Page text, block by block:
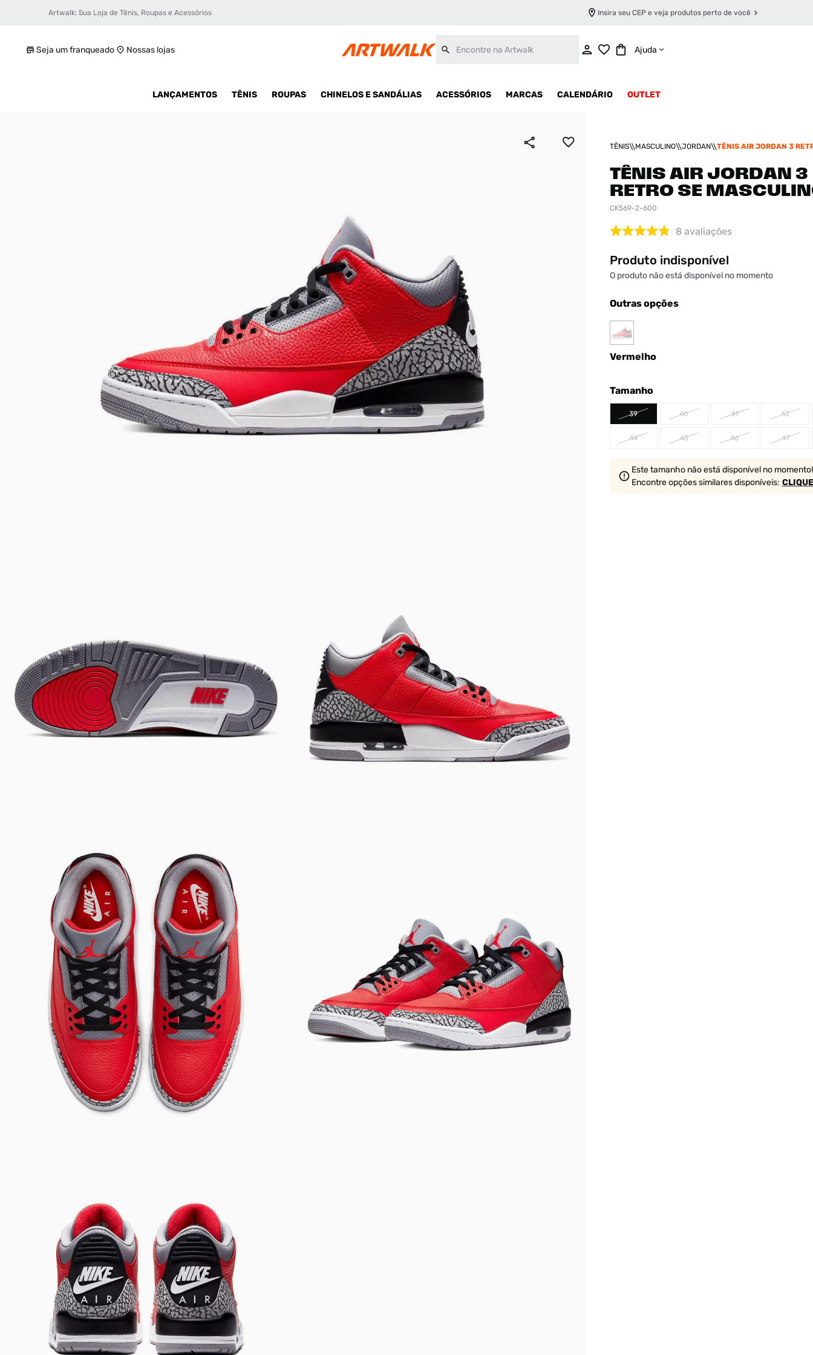
Artwalk: Sua Loja de Tênis, Roupas e Acessórios Insira seu CEP e veja produtos perto de você
Seja um franqueado Nossas lojas Ajuda
LANÇAMENTOS TÊNIS ROUPAS CHINELOS E SANDÁLIAS ACESSÓRIOS MARCAS CALENDÁRIO OUTLET
TÊNIS MASCULINO JORDAN
TÊNIS AIR JORDAN 3
TÊNIS AIR JORDAN 3
RETRO SE
CK569-2-600
8 avaliações
Produto indisponível
O produto não está disponível no momento
Outras opções
Vermelho
Tamanho
39 40 41 42
44 45 46 47
Este tamanho não está disponível no momento!
Encontre opções similaresdisponíveis:
Tênis Air Jordan 3 Retro SE Masculino